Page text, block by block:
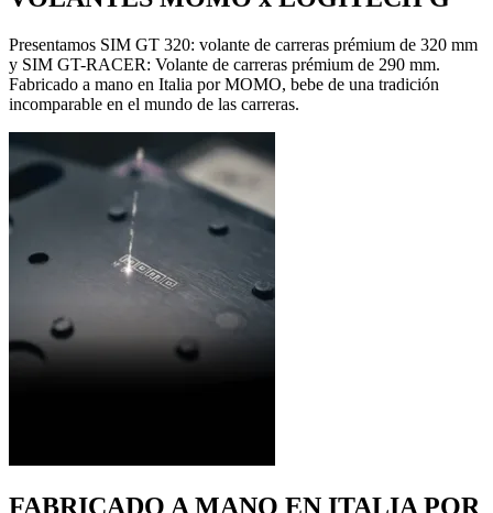
Presentamos SIM GT 320: volante de carreras prémium de 320 mm
y SIM GT-RACER: Volante de carreras prémium de 290 mm.
Fabricado a mano en Italia por MOMO, bebe de una tradición
incomparable en el mundo de las carreras.
FABRICADO A MANO EN ITALIA POR